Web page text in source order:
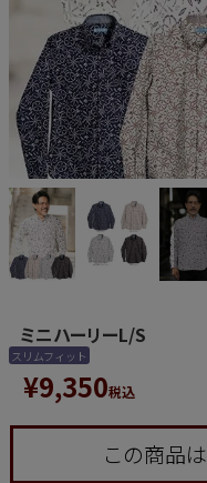
アウトレット
サイズから探す
レーベルから探す
ミニハーリーL/S
スリムフィット
¥9,350税込
この商品は